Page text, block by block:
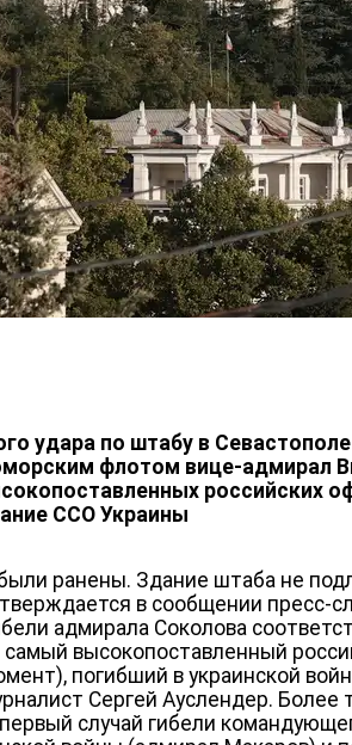
удара по штабу в
флотом вице-адмирал
российских
ССО Украины
ранены. Здание штаба не
в сообщении пресс-
адмирала Соколова
самый высокопоставленный
погибший в украинской
Сергей Ауслендер. Более
случай гибели